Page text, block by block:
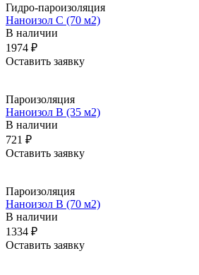
Гидро-пароизоляция
Наноизол C (70 м2)
В наличии
1974 ₽
Оставить заявку
Пароизоляция
Наноизол B (35 м2)
В наличии
721 ₽
Оставить заявку
Пароизоляция
Наноизол B (70 м2)
В наличии
1334 ₽
Оставить заявку